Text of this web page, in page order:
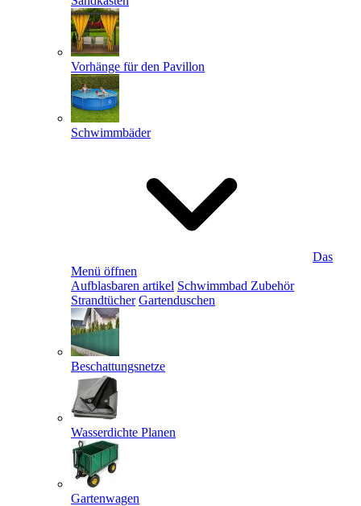
Vorhänge für den Pavillon
Schwimmbäder
Das
Menü öffnen
Aufblasbaren artikel Schwimmbad Zubehör
Strandtücher Gartenduschen
Beschattungsnetze
Wasserdichte Planen
Gartenwagen